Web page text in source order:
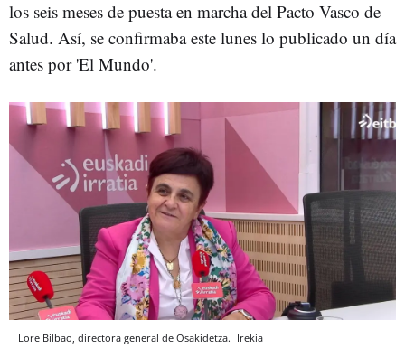
los seis meses de puesta en marcha del Pacto Vasco de
Salud. Así, se confirmaba este lunes lo publicado un día
antes por 'El Mundo'.
Lore Bilbao, directora general de Osakidetza. Irekia